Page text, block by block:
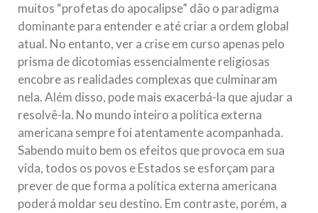
NOTÍCIAS
3 DE JULHO DE 2014
Centro Islâmico no Brasil recebe o ex-
ministro das Relações Exteriores da
República Islâmica do Irã
Na noite da quinta-feira, 03 de Abril, o Centro Islâmico no
Relações Exteriores da República Islâmica do Irã, Sr. Kamal
Kharrazi, que encontra-se visitando
muitos “profetas do apocalipse” dão o paradigma
dominante para entender e até criar a ordem global
atual. No entanto, ver a crise em curso apenas pelo
prisma de dicotomias essencialmente religiosas
encobre as realidades complexas que culminaram
nela. Além disso, pode mais exacerbá-la que ajudar a
resolvê-la. No mundo inteiro a política externa
americana sempre foi atentamente acompanhada.
Sabendo muito bem os efeitos que provoca em sua
vida, todos os povos e Estados se esforçam para
prever de que forma a política externa americana
poderá moldar seu destino. Em contraste, porém, a